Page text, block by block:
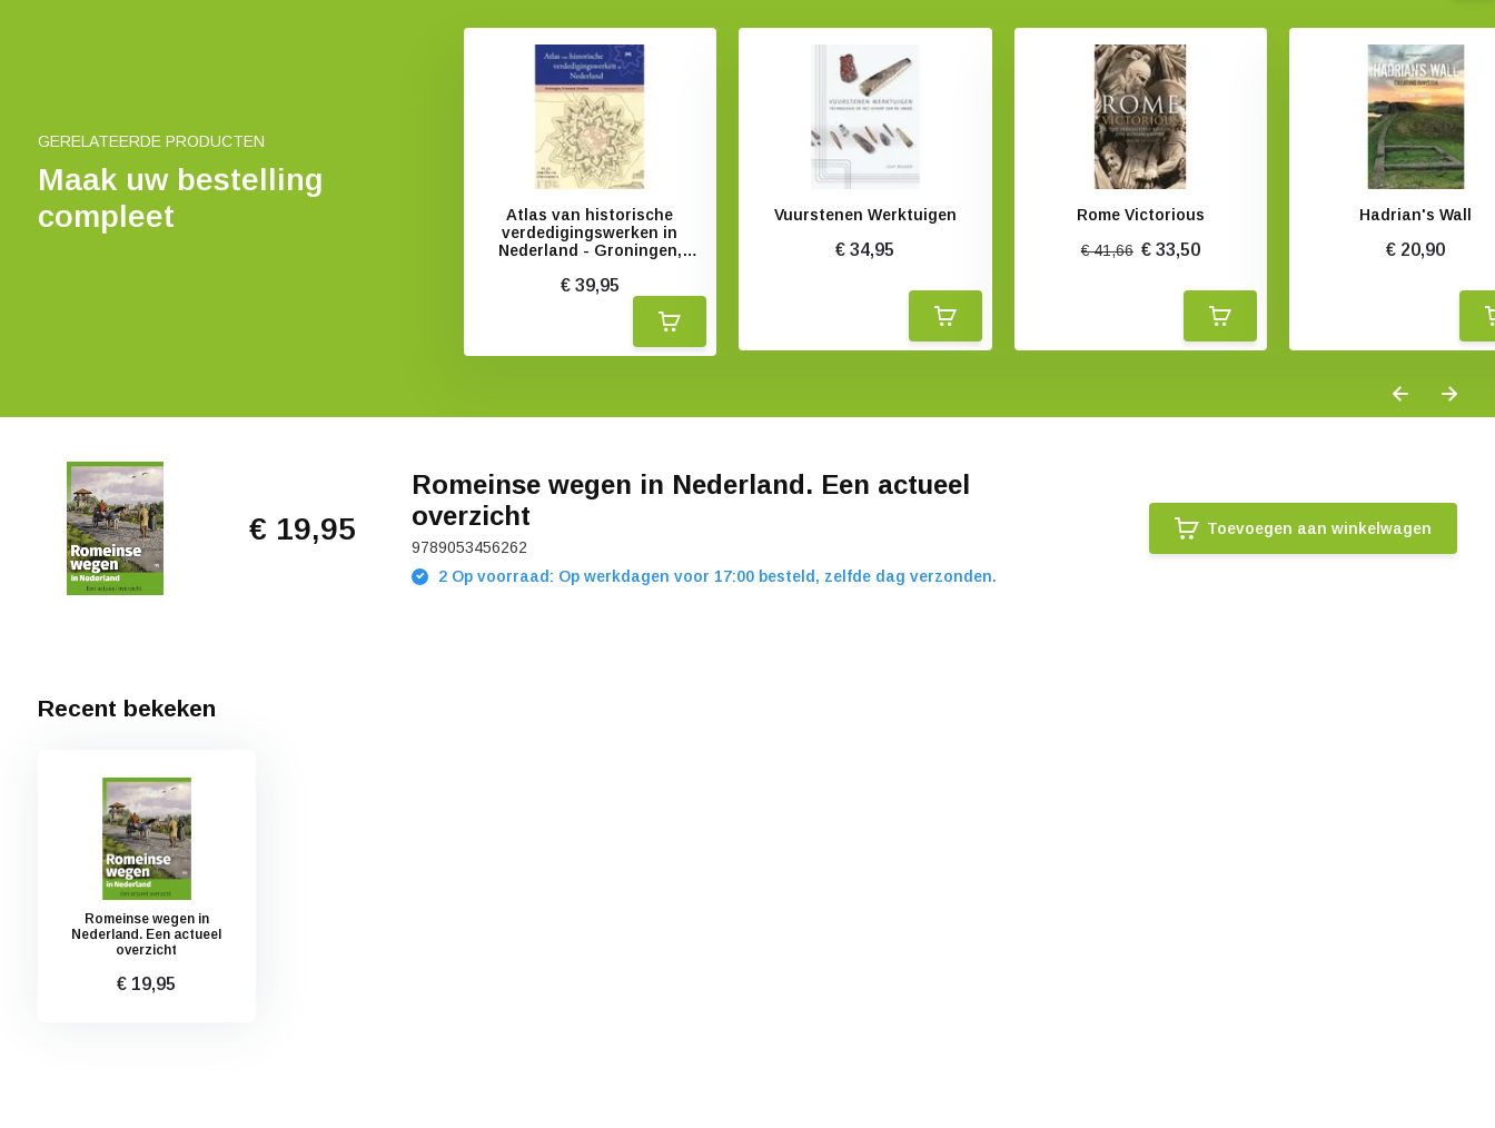
GERELATEERDE PRODUCTEN
Maak uw bestelling
compleet
Atlas van historische
verdedigingswerken in
Nederland - Groningen,
€ 39,95
Vuurstenen Werktuigen
€ 34,95
Rome Victorious
€ 41,66 € 33,50
Hadrian's Wall
€ 20,90
€ 19,95
Romeinse wegen in Nederland. Een actueel
overzicht
9789053456262
2 Op voorraad: Op werkdagen voor 17:00 besteld, zelfde dag verzonden.
Toevoegen aan winkelwagen
Recent bekeken
Romeinse wegen in
Nederland. Een actueel
overzicht
€ 19,95